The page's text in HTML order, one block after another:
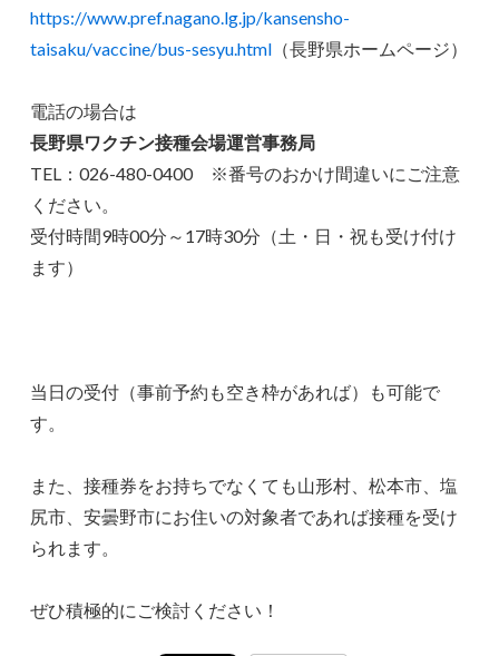
https://www.pref.nagano.lg.jp/kansensho-
taisaku/vaccine/bus-sesyu.html （長野県ホームページ）
電話の場合は
長野県ワクチン接種会場運営事務局
TEL：026-480-0400 ※番号のおかけ間違いにご注意
ください。
受付時間9時00分～17時30分（土・日・祝も受け付け
ます）
当日の受付（事前予約も空き枠があれば）も可能で
す。
また、接種券をお持ちでなくても山形村、松本市、塩
尻市、安曇野市にお住いの対象者であれば接種を受け
られます。
ぜひ積極的にご検討ください！